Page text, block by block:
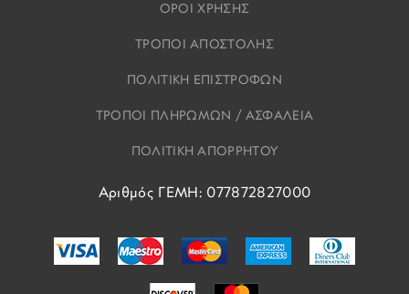
ΟΡΟΙ ΧΡΗΣΗΣ
ΤΡΟΠΟΙ ΑΠΟΣΤΟΛΗΣ
ΠΟΛΙΤΙΚΗ ΕΠΙΣΤΡΟΦΩΝ
ΤΡΟΠΟΙ ΠΛΗΡΩΜΩΝ / ΑΣΦΑΛΕΙΑ
ΠΟΛΙΤΙΚΗ ΑΠΟΡΡΗΤΟΥ
Αριθμός ΓΕΜΗ: 077872827000